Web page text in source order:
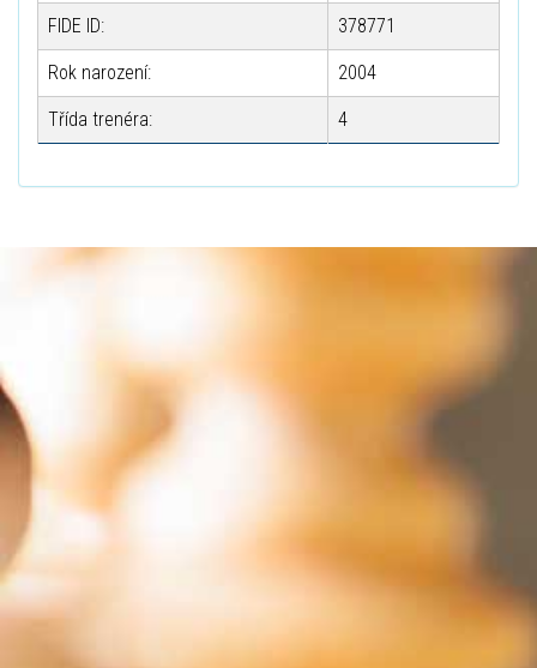
FIDE ID: 378771
Rok narození: 2004
Třída trenéra: 4